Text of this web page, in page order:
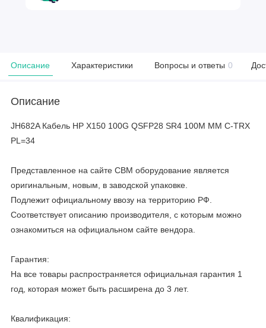
Описание Характеристики Вопросы и ответы 0
Описание
JH682A Кабель HP X150 100G QSFP28 SR4 100M MM C-TRX
PL=34
Представленное на сайте CBM оборудование является
оригинальным, новым, в заводской упаковке.
Подлежит официальному ввозу на территорию РФ.
Соответствует описанию производителя, с которым можно
ознакомиться на официальном сайте вендора.
Гарантия:
На все товары распространяется официальная гарантия 1
год, которая может быть расширена до 3 лет.
Квалификация: